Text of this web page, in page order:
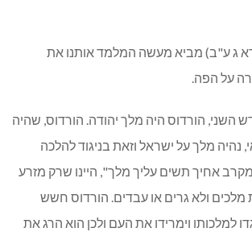
ג ע"ב) מביא מעשה המלמד אותנו את
על הפה.
השני, הורדוס היה מלך יהודה. הורדוס, שהיה
נהיה מלך על ישראל וזאת בניגוד להלכה
אחיך תשים עליך מלך", היינו שרק מזרע
מלכים ולא גרים או עבדים. הורדוס חשש
למלכותו וימרידו את העם ולכן הוא הרג את